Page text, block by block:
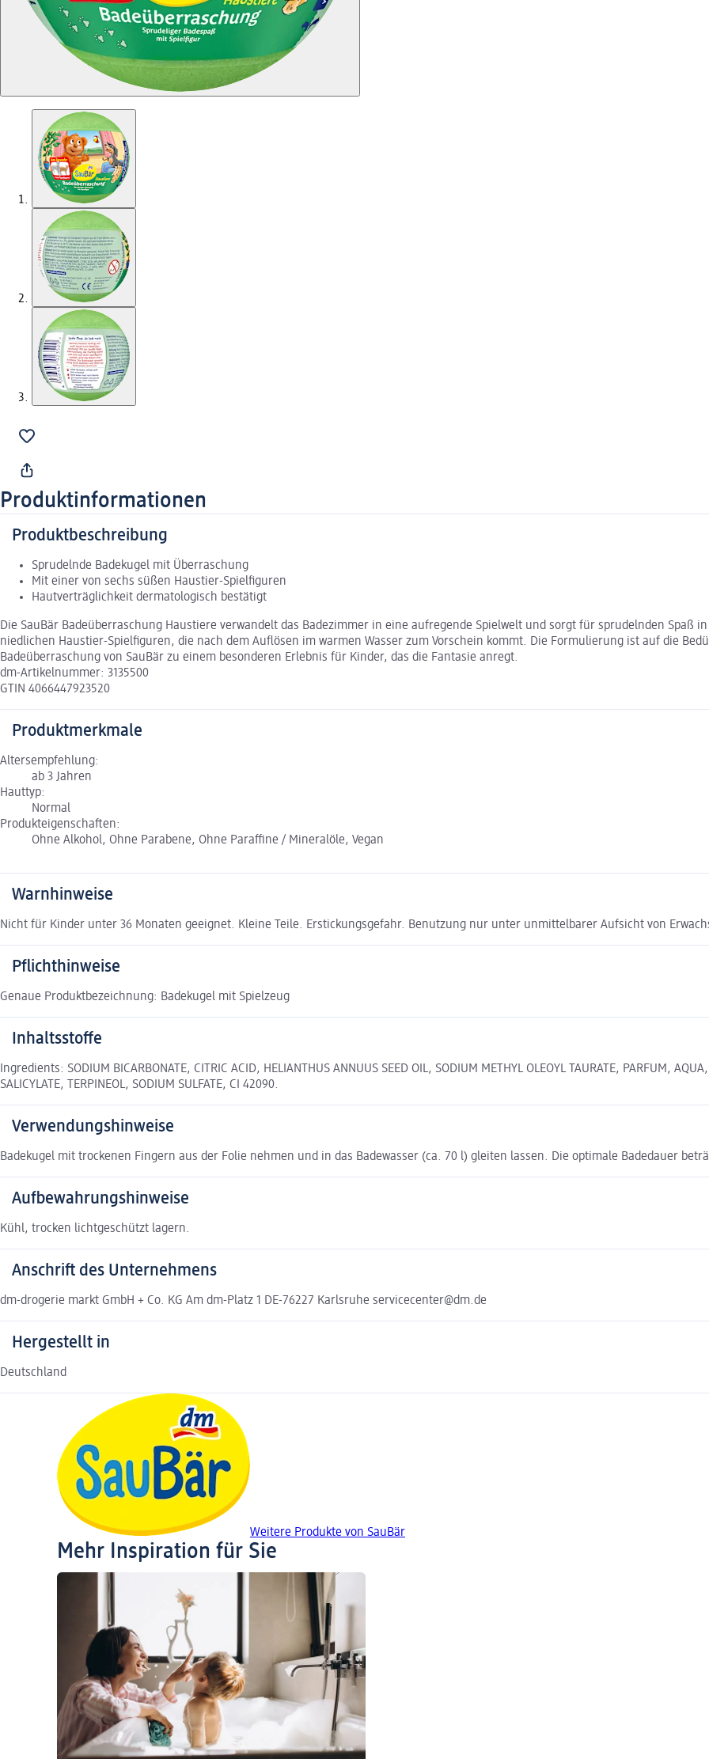
Produktinformationen
Produktbeschreibung
Sprudelnde Badekugel mit Überraschung
Mit einer von sechs süßen Haustier-Spielfiguren
Hautverträglichkeit dermatologisch bestätigt
Die SauBär Badeüberraschung Haustiere verwandelt das Badezimmer in eine aufregende Spielwelt und sorgt für sprudelnden Spaß
niedlichen Haustier-Spielfiguren, die nach dem Auflösen im warmen Wasser zum Vorschein kommt. Die Formulierung ist auf die
Badeüberraschung von SauBär zu einem besonderen Erlebnis für Kinder, das die Fantasie anregt.
dm-Artikelnummer: 3135500
GTIN 4066447923520
Produktmerkmale
Altersempfehlung:
ab 3 Jahren
Hauttyp:
Normal
Produkteigenschaften:
Ohne Alkohol, Ohne Parabene, Ohne Paraffine / Mineralöle, Vegan
Warnhinweise
Nicht für Kinder unter 36 Monaten geeignet. Kleine Teile. Erstickungsgefahr. Benutzung nur unter unmittelbarer Aufsicht von
Pflichthinweise
Genaue Produktbezeichnung: Badekugel mit Spielzeug
Inhaltsstoffe
Ingredients: SODIUM BICARBONATE, CITRIC ACID, HELIANTHUS ANNUUS SEED OIL, SODIUM METHYL OLEOYL TAURATE, PARFUM,
SALICYLATE, TERPINEOL, SODIUM SULFATE, CI 42090.
Verwendungshinweise
Badekugel mit trockenen Fingern aus der Folie nehmen und in das Badewasser (ca. 70 l) gleiten lassen. Die optimale Badedauer
Aufbewahrungshinweise
Kühl, trocken lichtgeschützt lagern.
Anschrift des Unternehmens
dm-drogerie markt GmbH + Co. KG Am dm-Platz 1 DE-76227 Karlsruhe servicecenter@dm.de
Hergestellt in
Deutschland
Weitere Produkte von SauBär
Mehr Inspiration für Sie